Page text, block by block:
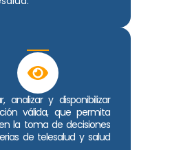
analizar y disponibilizar
válida, que permita
la toma de decisiones
de telesalud y salud